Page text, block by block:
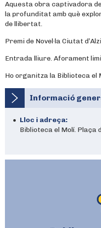
Aquesta obra captivadora
la profunditat amb què
de llibertat.
Premi de Novel·la Ciutat
Entrada lliure. Aforament
Ho organitza la Biblioteca el
Informació
Lloc i adreça:
Biblioteca el Molí. Plaça